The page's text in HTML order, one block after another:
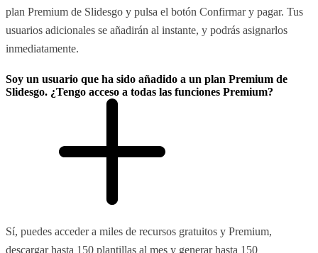
plan Premium de Slidesgo y pulsa el botón Confirmar y pagar. Tus
usuarios adicionales se añadirán al instante, y podrás asignarlos
inmediatamente.
Soy un usuario que ha sido añadido a un plan Premium de
Slidesgo. ¿Tengo acceso a todas las funciones Premium?
Sí, puedes acceder a miles de recursos gratuitos y Premium,
descargar hasta 150 plantillas al mes y generar hasta 150